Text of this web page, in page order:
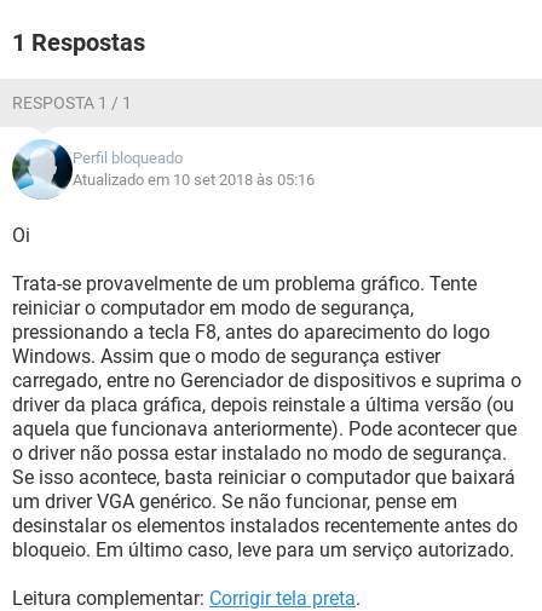
1 Respostas
RESPOSTA 1 / 1
Perfil bloqueado
Atualizado em 10 set 2018 às 05:16
Oi
Trata-se provavelmente de um problema gráfico. Tente
reiniciar o computador em modo de segurança,
pressionando a tecla F8, antes do aparecimento do logo
Windows. Assim que o modo de segurança estiver
carregado, entre no Gerenciador de dispositivos e suprima o
driver da placa gráfica, depois reinstale a última versão (ou
aquela que funcionava anteriormente). Pode acontecer que
o driver não possa estar instalado no modo de segurança.
Se isso acontece, basta reiniciar o computador que baixará
um driver VGA genérico. Se não funcionar, pense em
desinstalar os elementos instalados recentemente antes do
bloqueio. Em último caso, leve para um serviço autorizado.
Leitura complementar: Corrigir tela preta.